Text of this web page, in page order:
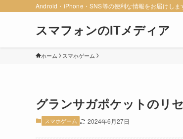
Android・iPhone・SNS等の便利な情報をお届けしま
スマフォンのITメディア
ホーム スマホゲーム
グランサガポケットのリ
スマホゲーム 2024年6月27日